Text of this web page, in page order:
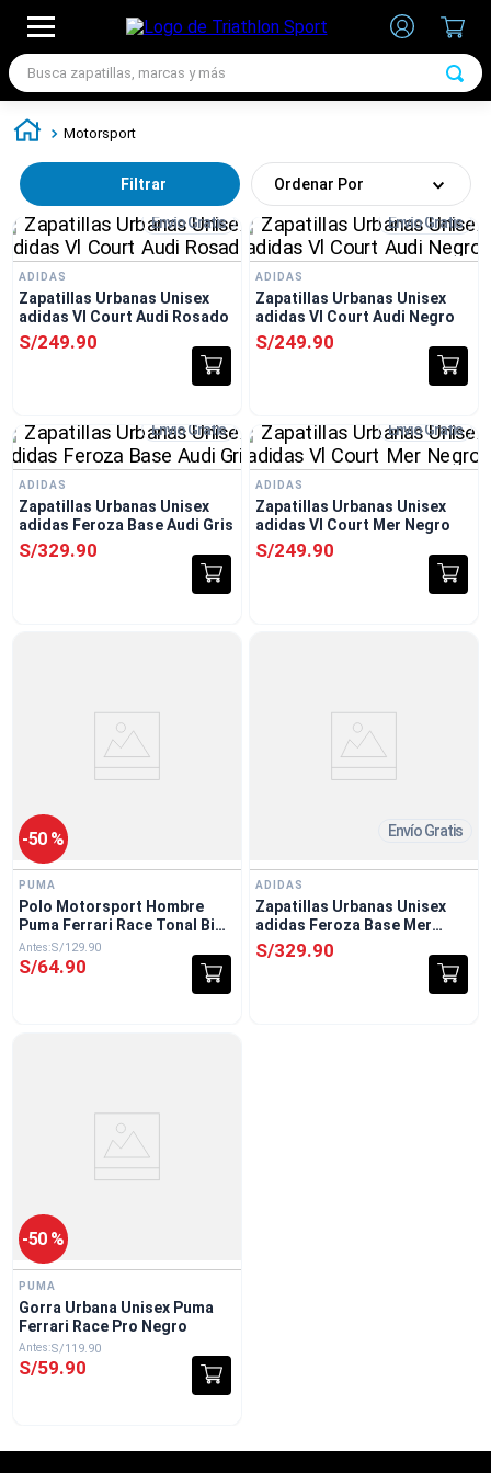
Busca zapatillas, marcas y más
Motorsport
Filtrar Ordenar Por
Envío Gratis
ADIDAS
Zapatillas Urbanas Unisex
adidas Vl Court Audi Rosado
S/249.90
Envío Gratis
ADIDAS
Zapatillas Urbanas Unisex
adidas Vl Court Audi Negro
S/249.90
Envío Gratis
ADIDAS
Zapatillas Urbanas Unisex
adidas Feroza Base Audi Gris
S/329.90
Envío Gratis
ADIDAS
Zapatillas Urbanas Unisex
adidas Vl Court Mer Negro
S/249.90
-50 %
PUMA
Polo Motorsport Hombre
Puma Ferrari Race Tonal Big
Shield Amarillo
S/129.90
S/64.90
Envío Gratis
ADIDAS
Zapatillas Urbanas Unisex
adidas Feroza Base Mer
Negro
S/329.90
-50 %
PUMA
Gorra Urbana Unisex Puma
Ferrari Race Pro Negro
S/119.90
S/59.90
1
zapatillas futbol
zapatillas nike
3.
zapatillas adidas hombre
4.
chimpunes
5.
zapatillas adidas mujer
6.
zapatillas nike hombre
zapatillas nike mujer